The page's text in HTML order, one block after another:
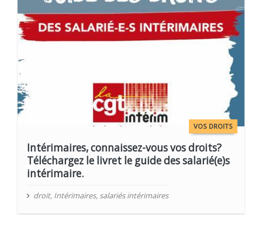
VOS DROITS
Intérimaires, connaissez-vous vos droits?
Téléchargez le livret le guide des salarié(e)s
intérimaire.
droit, Intérimaires, salariés intérimaires